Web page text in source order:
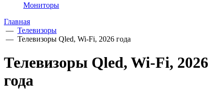
Мониторы
Главная
— Телевизоры
— Телевизоры Qled, Wi-Fi, 2026 года
Телевизоры Qled, Wi-Fi, 2026
года